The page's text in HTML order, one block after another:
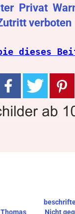
Privat
verboten
dieses
Nicht